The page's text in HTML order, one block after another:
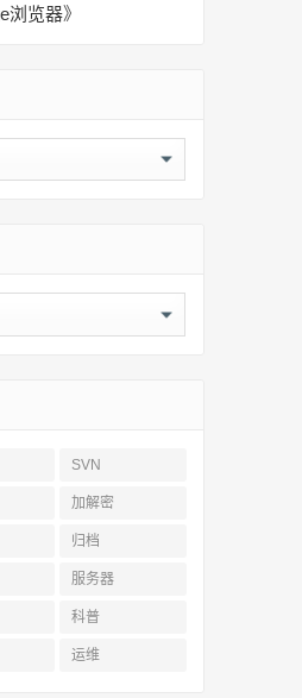
浏览器》
SVN
加解密
归档
服务器
科普
运维